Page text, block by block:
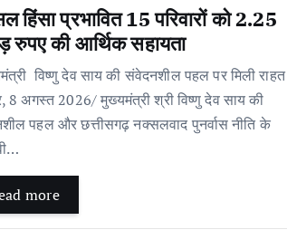
हिंसा प्रभावित 15 परिवारों को 2.25
रुपए की आर्थिक सहायता
विष्णु देव साय की संवेदनशील पहल पर मिली राहत
8 अगस्त 2026/ मुख्यमंत्री श्री विष्णु देव साय की
पहल और छत्तीसगढ़ नक्सलवाद पुनर्वास नीति के
more